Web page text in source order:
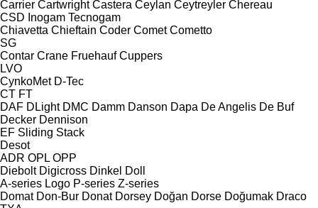
Carrier Cartwright Castera Ceylan Ceytreyler Chereau
CSD Inogam Tecnogam
Chiavetta Chieftain Coder Comet Cometto
SG
Contar Crane Fruehauf Cuppers
LVO
CynkoMet D-Tec
CT FT
DAF DLight DMC Damm Danson Dapa De Angelis De Buf
Decker Dennison
EF Sliding Stack
Desot
ADR OPL OPP
Diebolt Digicross Dinkel Doll
A-series Logo P-series Z-series
Domat Don-Bur Donat Dorsey Doğan Dorse Doğumak Draco